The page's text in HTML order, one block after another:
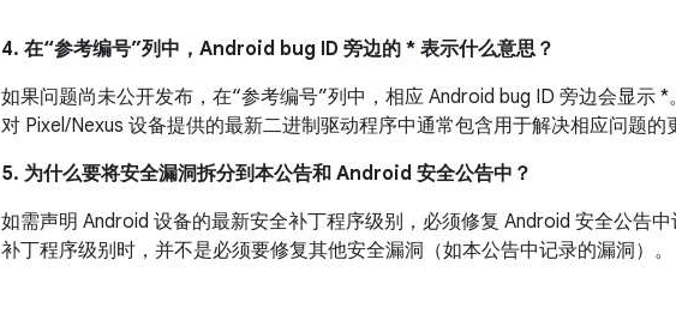
4. 在“参考编号”列中，Android bug ID 旁边的 * 表示什么意思？
如果问题尚未公开发布，在“参考编号”列中，相应 Android bug ID 旁边会显示 *
对 Pixel/Nexus 设备提供的最新二进制驱动程序中通常包含用于解决相应问题的
5. 为什么要将安全漏洞拆分到本公告和 Android 安全公告中？
如需声明 Android 设备的最新安全补丁程序级别，必须修复 Android 安全公告
补丁程序级别时，并不是必须要修复其他安全漏洞（如本公告中记录的漏洞）。